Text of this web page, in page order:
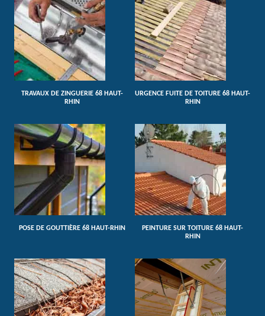
TRAVAUX DE ZINGUERIE 68 HAUT-
RHIN
URGENCE FUITE DE TOITURE 68 HAUT-
RHIN
POSE DE GOUTTIÈRE 68 HAUT-RHIN
PEINTURE SUR TOITURE 68 HAUT-
RHIN